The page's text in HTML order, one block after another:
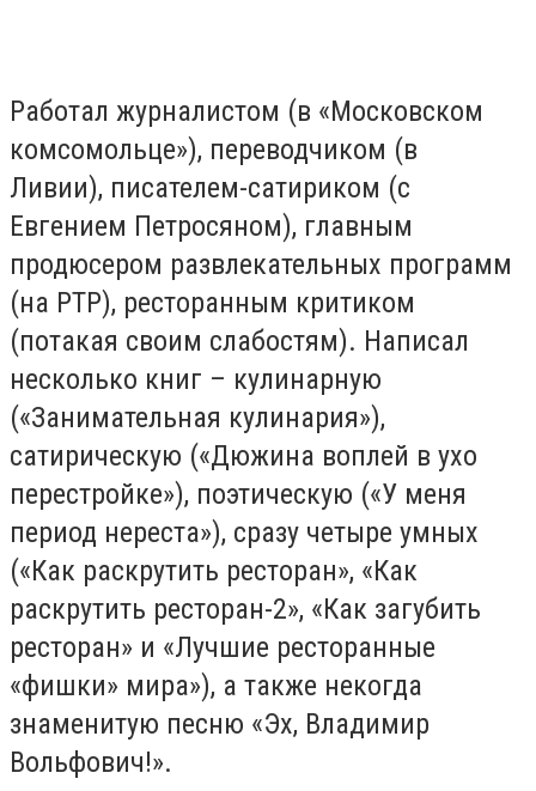
Работал журналистом (в «Московском
комсомольце»), переводчиком (в
Ливии), писателем-сатириком (с
Евгением Петросяном), главным
продюсером развлекательных программ
(на РТР), ресторанным критиком
(потакая своим слабостям). Написал
несколько книг – кулинарную
(«Занимательная кулинария»),
сатирическую («Дюжина воплей в ухо
перестройке»), поэтическую («У меня
период нереста»), сразу четыре умных
(«Как раскрутить ресторан», «Как
раскрутить ресторан-2», «Как загубить
ресторан» и «Лучшие ресторанные
«фишки» мира»), а также некогда
знаменитую песню «Эх, Владимир
Вольфович!».